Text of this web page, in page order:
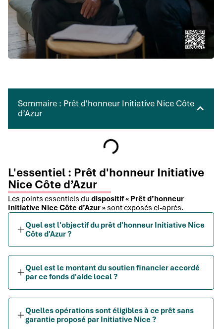
Sommaire : Prêt d'honneur Initiative Nice Côte
d’Azur
L'essentiel : Prêt d'honneur Initiative
Nice Côte d’Azur
Les points essentiels du dispositif « Prêt d’honneur
Initiative Nice Côte d’Azur » sont exposés ci-après.
Quel est l'objectif du prêt d'honneur Initiative Nice
Côte d'Azur ?
Quel est le montant du soutien financier accordé
par ce fonds d'aide local ?
Quelles opérations sont éligibles à ce prêt sans
garantie proposé par Initiative Nice ?